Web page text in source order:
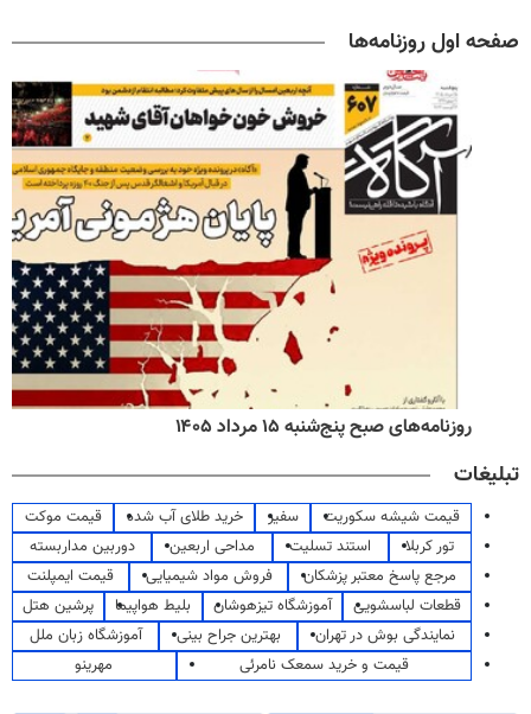
صفحه اول روزنامه‌ها
روزنامه‌های صبح پنج‌شنبه ۱۵ مرداد ۱۴۰۵
تبلیغات
قیمت شیشه سکوریت سفیر خرید طلای آب شده
قیمت موکت
تور کربلا
استند تسلیت مداحی اربعین
دوربین مداربسته
مرجع پاسخ معتبر پزشکان
فروش مواد شیمیایی
قیمت ایمپلنت
قطعات لباسشویی
آموزشگاه تیزهوشان بلیط هواپیما
پرشین هتل
نمایندگی بوش در تهران
بهترین جراح بینی
آموزشگاه زبان ملل
قیمت و خرید سمعک نامرئی
مهرینو